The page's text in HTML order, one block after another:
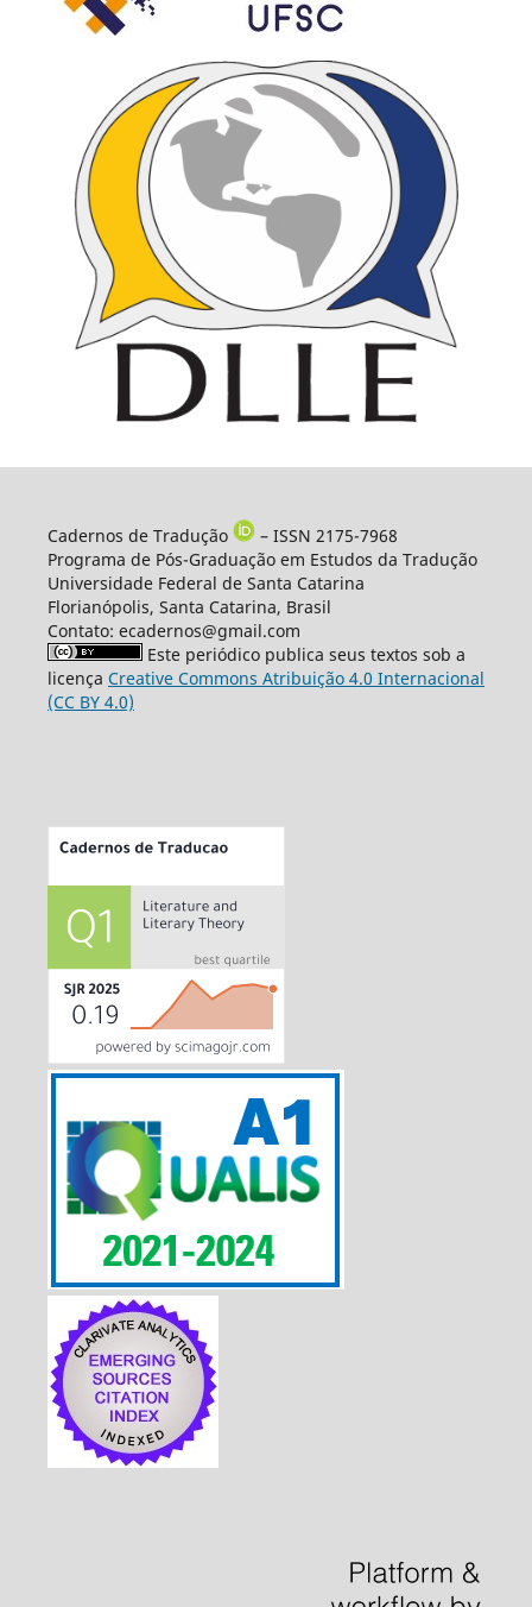
Cadernos de Tradução
– ISSN 2175-7968
Programa de Pós-Graduação em Estudos da Tradução
Universidade Federal de Santa Catarina
Florianópolis, Santa Catarina, Brasil
Contato: ecadernos@gmail.com
Este periódico publica seus textos sob a
licença Creative Commons Atribuição 4.0 Internacional
(CC BY 4.0)